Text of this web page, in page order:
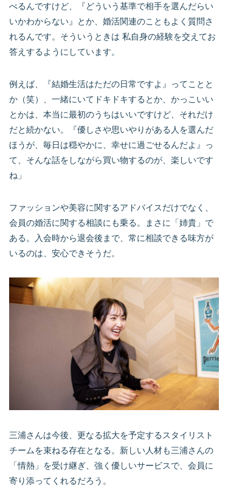
べるんですけど、『どういう基準で相手を選んだらい
いかわからない』とか、婚活関連のこともよく質問さ
れるんです。そういうときは 私自身の経験を交えてお
答えするようにしています。
例えば、『結婚生活はただの日常ですよ』ってことと
か（笑）、一緒にいてドキドキするとか、かっこいい
とかは、本当に最初のうちはいいですけど、それだけ
だと続かない。『優しさや思いやりがある人を選んだ
ほうが、毎日は穏やかに、幸せに過ごせるんだよ』っ
て、そんな話をしながら買い物するのが、楽しいです
ね」
ファッションや美容に関するアドバイスだけでなく、
会員の婚活に関する相談にも乗る。まさに「姉貴」で
ある。入会時から退会後まで、常に相談できる味方が
いるのは、安心できそうだ。
三浦さんは今後、更なる拡大を予定するスタイリスト
チームを束ねる存在となる。新しい人材も三浦さんの
「情熱」を受け継ぎ、強く優しいサービスで、会員に
寄り添ってくれるだろう。